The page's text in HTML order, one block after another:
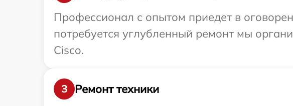
Профессионал с опытом приедет в
потребуется углубленный ремонт мы
Cisco.
3
Ремонт техники